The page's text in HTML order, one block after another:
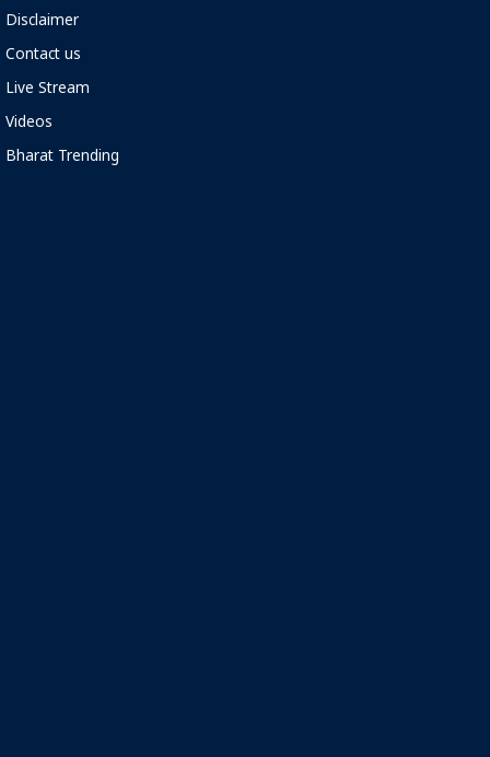
Disclaimer
Contact us
Live Stream
Videos
Bharat Trending